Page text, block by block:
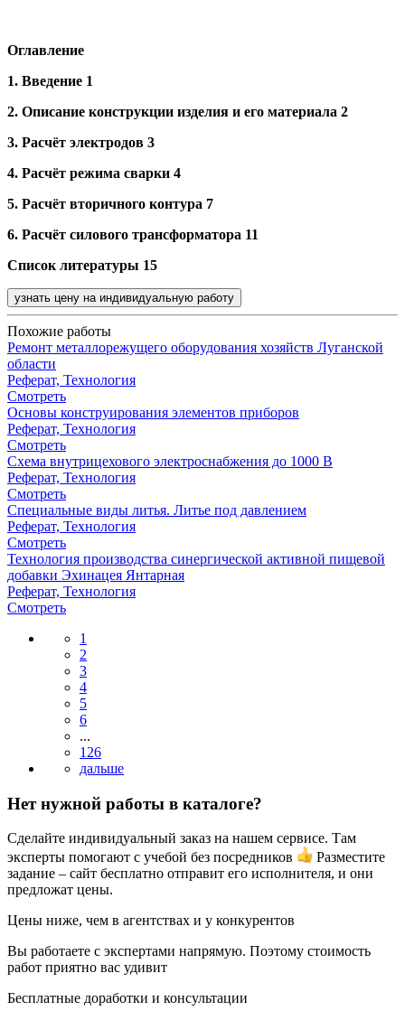
Оглавление
1. Введение 1
2. Описание конструкции изделия и его материала 2
3. Расчёт электродов 3
4. Расчёт режима сварки 4
5. Расчёт вторичного контура 7
6. Расчёт силового трансформатора 11
Список литературы 15
узнать цену на индивидуальную работу
Похожие работы
Ремонт металлорежущего оборудования хозяйств Луганской
области
Реферат, Технология
Смотреть
Основы конструирования элементов приборов
Реферат, Технология
Смотреть
Схема внутрицехового электроснабжения до 1000 В
Реферат, Технология
Смотреть
Специальные виды литья. Литье под давлением
Реферат, Технология
Смотреть
Технология производства синергической активной пищевой
добавки Эхинацея Янтарная
Реферат, Технология
Смотреть
1
2
3
4
5
6
...
126
Нет нужной работы в каталоге?
Сделайте индивидуальный заказ на нашем сервисе. Там
эксперты помогают с учебой без посредников
Разместите
задание – сайт бесплатно отправит его исполнителя, и они
предложат цены.
Цены ниже, чем в агентствах и у конкурентов
Вы работаете с экспертами напрямую. Поэтому стоимость
работ приятно вас удивит
Бесплатные доработки и консультации